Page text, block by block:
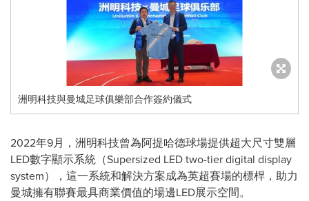
洲明科技與曼城足球俱樂部合作簽約儀式
2022年9月，洲明科技曾為阿提哈德球場提供超大尺寸雙層
LED數字顯示系統（Supersized LED two-tier digital display
system），這一系統和解決方案成為英超賽場的標桿，助力
曼城擁有聯賽最具商業價值的場邊LED展示空間。